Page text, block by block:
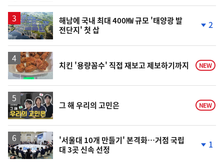
상
해남에 국내 최대 400㎿ 규모 '태양광 발
전단지' 첫 삽
하
락
2
치킨 '용량꼼수' 직접 재보고 제보하기까지 NEW
영
상
그 해 우리의 고민은 NEW
'서울대 10개 만들기' 본격화…거점 국립
대 3곳 신속 선정
1